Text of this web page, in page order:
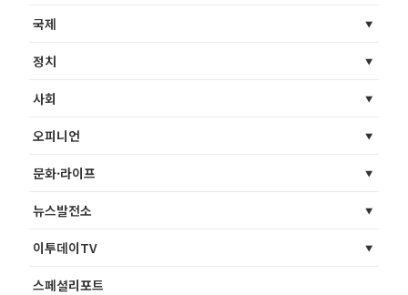
국제
정치
사회
오피니언
문화·라이프
뉴스발전소
이투데이TV
스페셜리포트